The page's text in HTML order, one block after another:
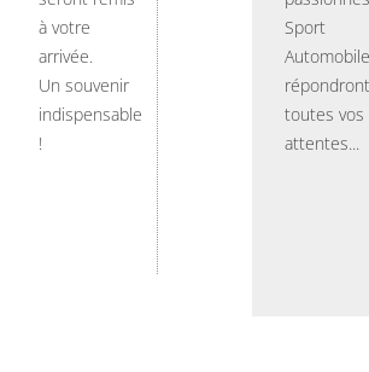
à votre
arrivée.
Un souvenir
indispensable
!
Sport
Automobile
toutes vos
attentes...